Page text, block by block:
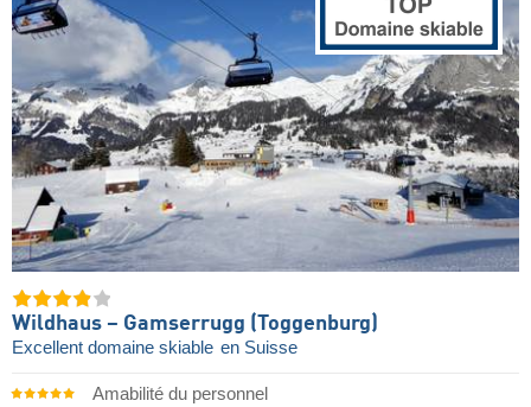
Wildhaus – Gamserrugg (Toggenburg)
Excellent domaine skiable en Suisse
Amabilité du personnel